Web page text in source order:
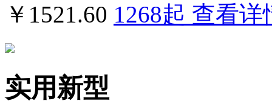
￥1521.60 1268起 查看详
实用新型